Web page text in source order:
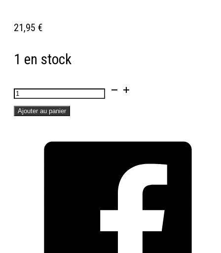
21,95 €
1 en stock
quantité
de
savon
Ajouter au panier